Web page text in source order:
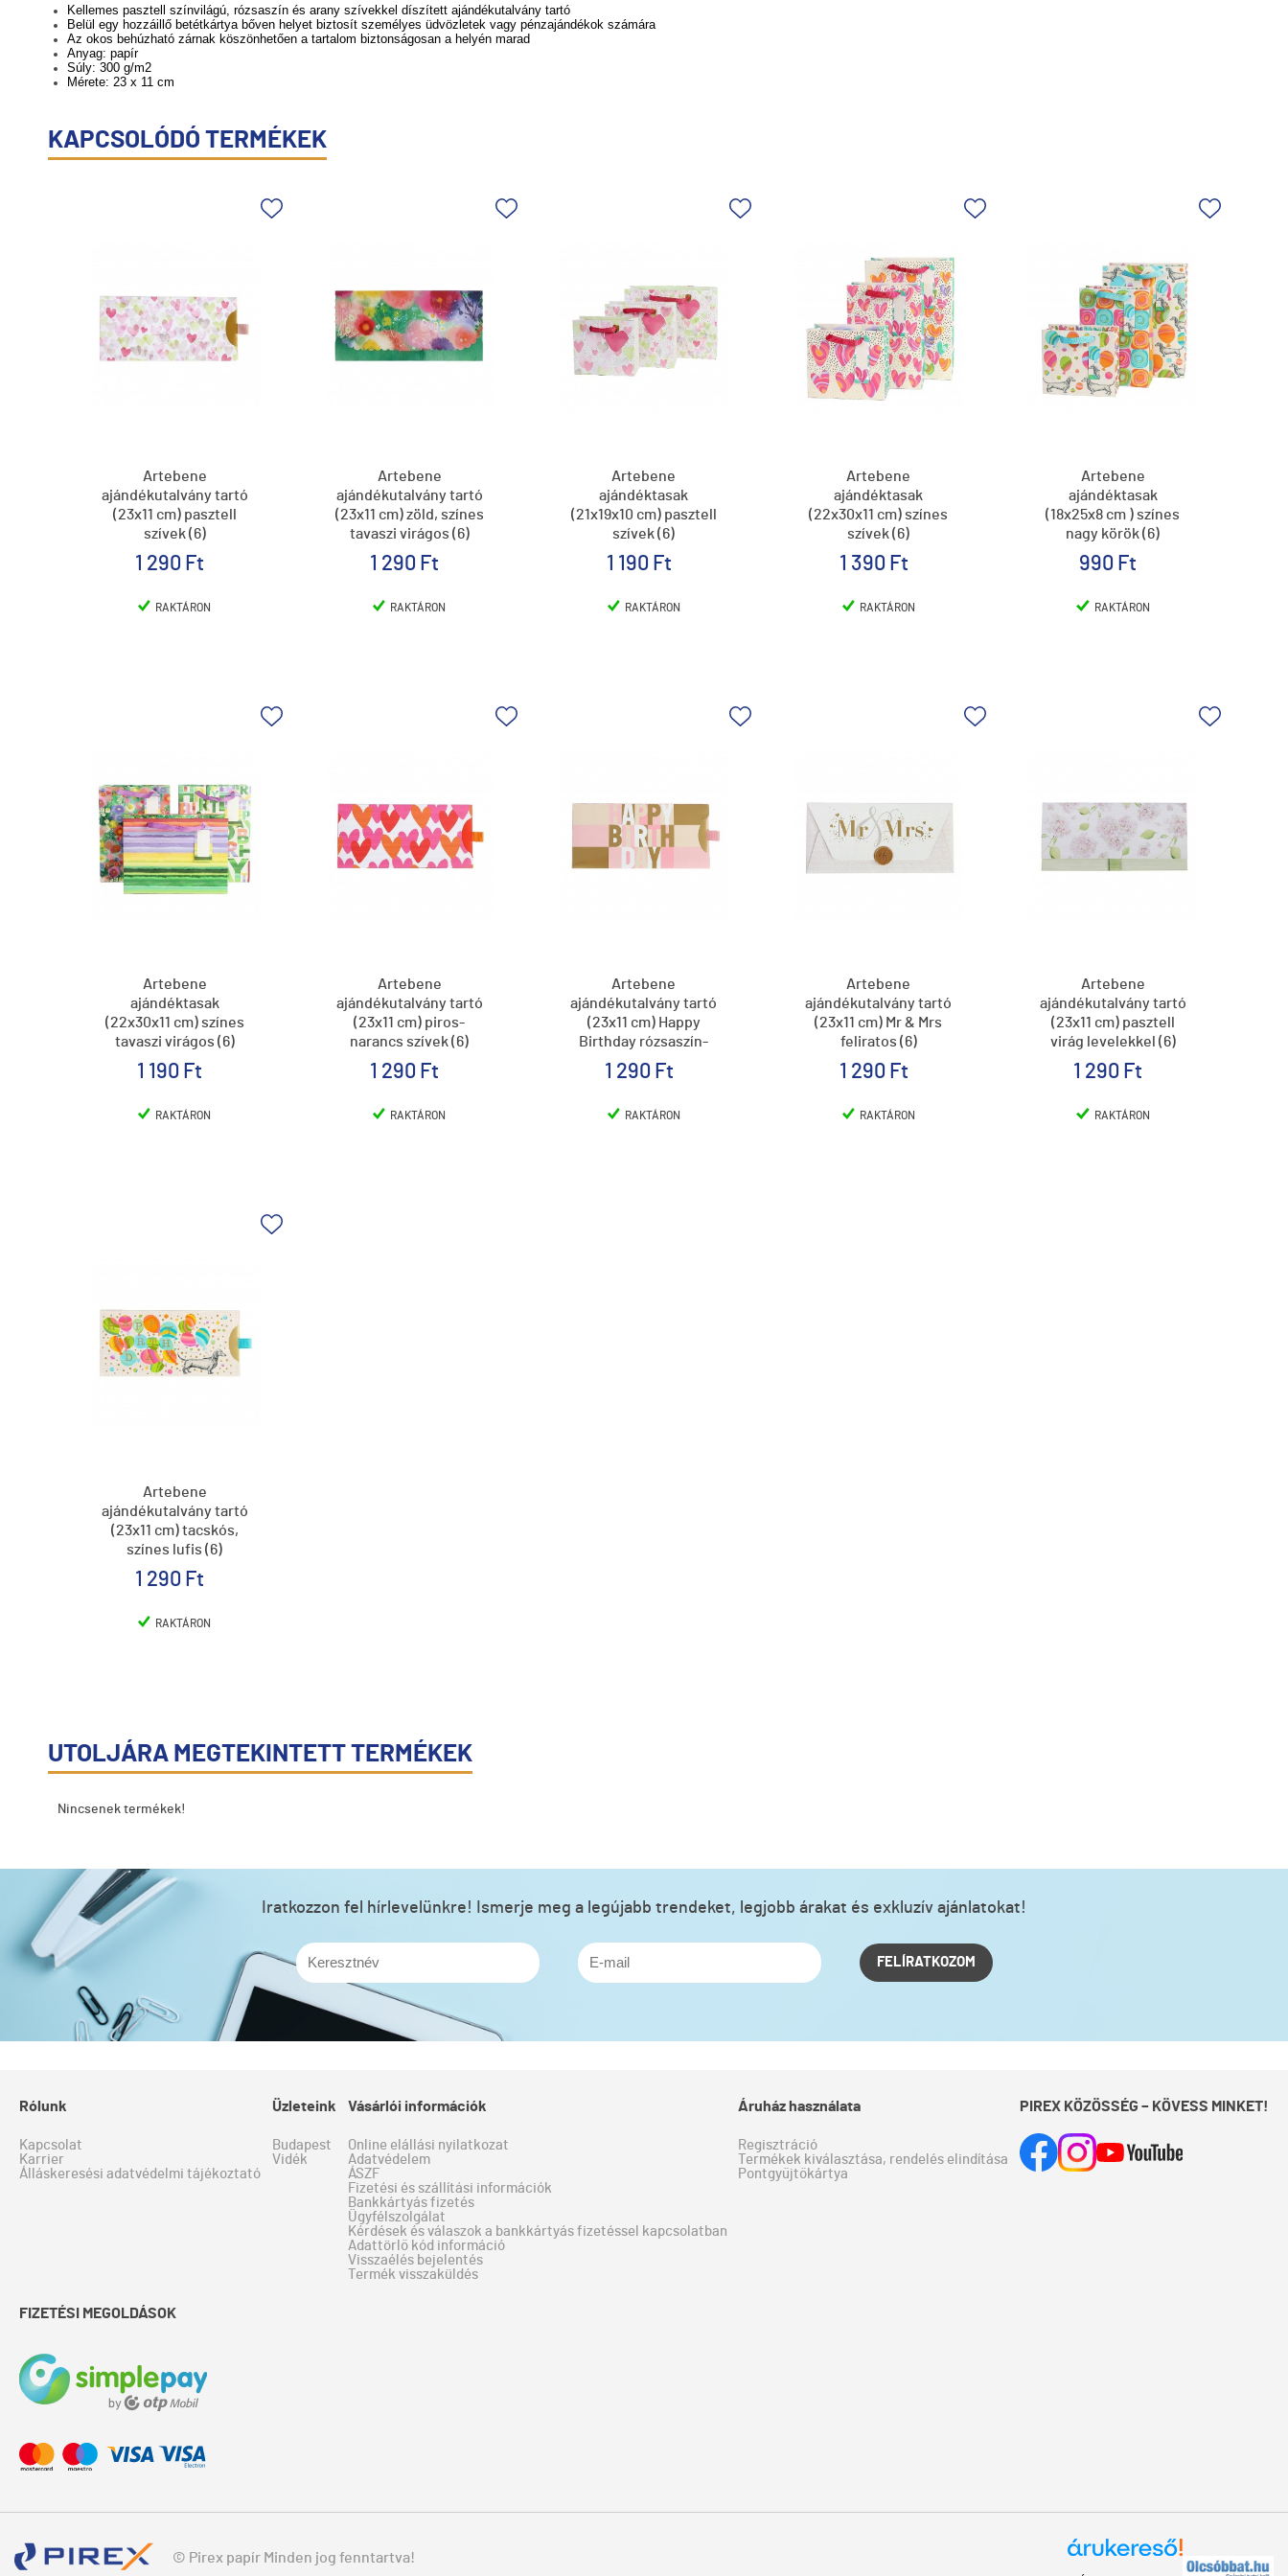
Kellemes pasztell színvilágú, rózsaszín és arany szívekkel díszített ajándékutalvány tartó
Belül egy hozzáillő betétkártya bőven helyet biztosít személyes üdvözletek vagy pénzajándékok számára
Az okos behúzható zárnak köszönhetően a tartalom biztonságosan a helyén marad
Anyag: papír
Súly: 300 g/m2
Mérete: 23 x 11 cm
KAPCSOLÓDÓ TERMÉKEK
Artebene
ajándékutalvány tartó
(23x11 cm) pasztell
szívek (6)
1 290 Ft
RAKTÁRON
Artebene
ajándékutalvány tartó
(23x11 cm) zöld, színes
tavaszi virágos (6)
1 290 Ft
RAKTÁRON
Artebene
ajándéktasak
(21x19x10 cm) pasztell
szívek (6)
1 190 Ft
RAKTÁRON
Artebene
ajándéktasak
(22x30x11 cm) színes
szívek (6)
1 390 Ft
RAKTÁRON
Artebene
ajándéktasak
(18x25x8 cm ) színes
nagy körök (6)
990 Ft
RAKTÁRON
Artebene
ajándéktasak
(22x30x11 cm) színes
tavaszi virágos (6)
1 190 Ft
RAKTÁRON
Artebene
ajándékutalvány tartó
(23x11 cm) piros-
narancs szívek (6)
1 290 Ft
RAKTÁRON
Artebene
ajándékutalvány tartó
(23x11 cm) Happy
Birthday rózsaszín-
arany csíkos (6)
1 290 Ft
RAKTÁRON
Artebene
ajándékutalvány tartó
(23x11 cm) Mr & Mrs
feliratos (6)
1 290 Ft
RAKTÁRON
Artebene
ajándékutalvány tartó
(23x11 cm) pasztell
virág levelekkel (6)
1 290 Ft
RAKTÁRON
Artebene
ajándékutalvány tartó
(23x11 cm) tacskós,
színes lufis (6)
1 290 Ft
RAKTÁRON
UTOLJÁRA MEGTEKINTETT TERMÉKEK
Nincsenek termékek!
Iratkozzon fel hírlevelünkre! Ismerje meg a legújabb trendeket, legjobb árakat és exkluzív ajánlatokat!
FELÍRATKOZOM
Rólunk
Kapcsolat
Karrier
Álláskeresési adatvédelmi tájékoztató
Üzleteink
Budapest
Vidék
Vásárlói információk
Online elállási nyilatkozat
Adatvédelem
ÁSZF
Fizetési és szállítási információk
Bankkártyás fizetés
Ügyfélszolgálat
Kérdések és válaszok a bankkártyás fizetéssel kapcsolatban
Adattörlő kód információ
Visszaélés bejelentés
Termék visszaküldés
Áruház használata
Regisztráció
Termékek kiválasztása, rendelés elindítása
Pontgyűjtőkártya
PIREX KÖZÖSSÉG – KÖVESS MINKET!
FIZETÉSI MEGOLDÁSOK
© Pirex papír Minden jog fenntartva!